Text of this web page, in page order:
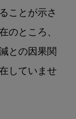
ことが示さ
のところ、
との因果関
していませ